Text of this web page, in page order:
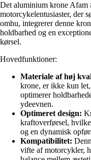
Det aluminium krone Afam
motorcykelentusiaster, der
omhu, integrerer denne
holdbarhed og en
kørsel.
Hovedfunktioner:
Materiale af høj
krone, er ikke kun
optimerer
ydeevnen.
Optimeret design:
kraftoverførsel,
og en dynamisk
Kompatibilitet:
vifte af motorcykler,